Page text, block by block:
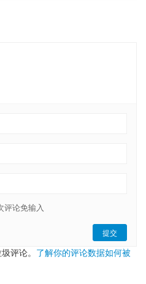
评论免输入
提交
评论。 了解你的评论数据如何被